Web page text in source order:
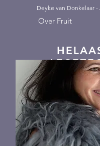
Deyke van Donkelaar -
Over Fruit